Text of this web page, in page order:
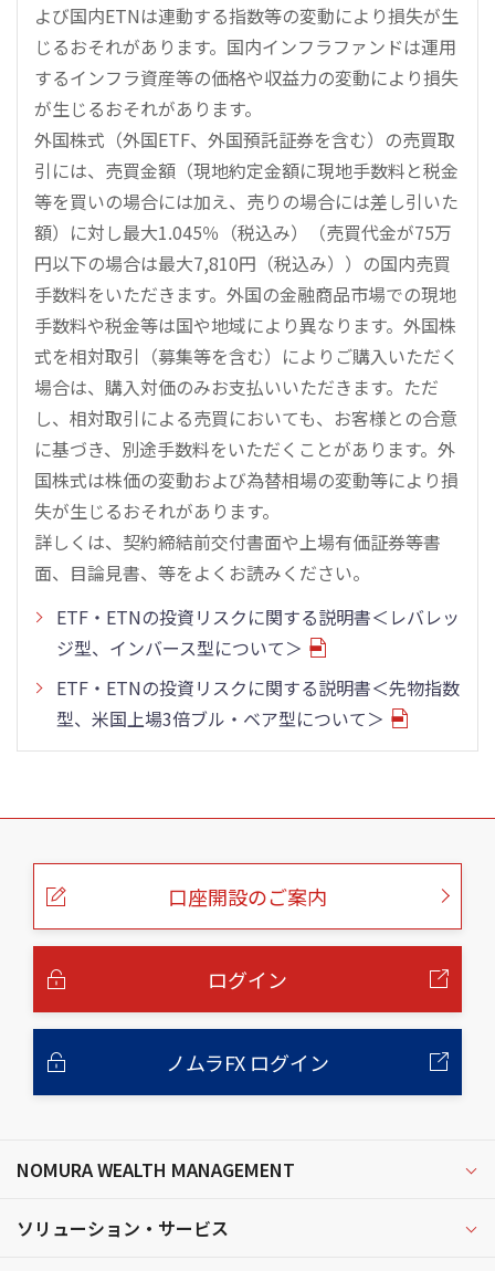
よび国内ETNは連動する指数等の変動により損失が生
じるおそれがあります。国内インフラファンドは運用
するインフラ資産等の価格や収益力の変動により損失
が生じるおそれがあります。
外国株式（外国ETF、外国預託証券を含む）の売買取
引には、売買金額（現地約定金額に現地手数料と税金
等を買いの場合には加え、売りの場合には差し引いた
額）に対し最大1.045％（税込み）（売買代金が75万
円以下の場合は最大7,810円（税込み））の国内売買
手数料をいただきます。外国の金融商品市場での現地
手数料や税金等は国や地域により異なります。外国株
式を相対取引（募集等を含む）によりご購入いただく
場合は、購入対価のみお支払いいただきます。ただ
し、相対取引による売買においても、お客様との合意
に基づき、別途手数料をいただくことがあります。外
国株式は株価の変動および為替相場の変動等により損
失が生じるおそれがあります。
詳しくは、契約締結前交付書面や上場有価証券等書
面、目論見書、等をよくお読みください。
ETF・ETNの投資リスクに関する説明書＜レバレッ
ジ型、インバース型について＞
ETF・ETNの投資リスクに関する説明書＜先物指数
型、米国上場3倍ブル・ベア型について＞
こ
口座開設のご案内
ログイン
ノムラFX ログイン
NOMURA WEALTH MANAGEMENT
ソリューション・サービス